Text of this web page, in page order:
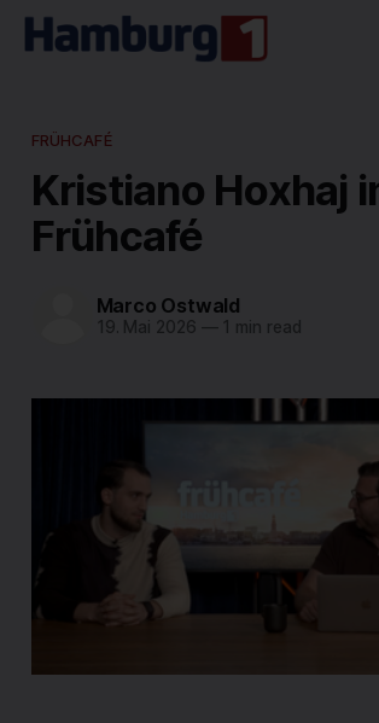
FRÜHCAFÉ
Kristiano Hoxhaj
Frühcafé
Marco Ostwald
19. Mai 2026 —1 min read